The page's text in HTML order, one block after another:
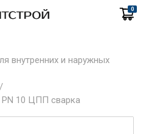
0
внутренних и наружных
/
10 ЦПП сварка